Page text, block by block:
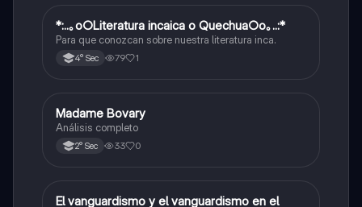
Otros
*:..｡o○Literatura incaica o Quechua○o｡..:*
Para que conozcan sobre nuestra literatura inca.
4° Sec 79 1
Otros
Madame Bovary
Análisis completo
2° Sec 33 0
Otros
El vanguardismo y el vanguardismo en el